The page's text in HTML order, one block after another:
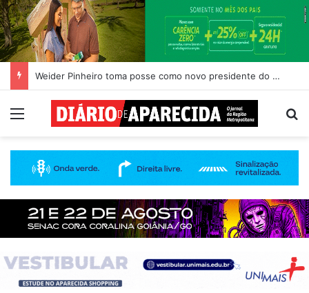
Weider Pinheiro toma posse como novo presidente do Rotary Club de Aparecida de Goiânia
Menu